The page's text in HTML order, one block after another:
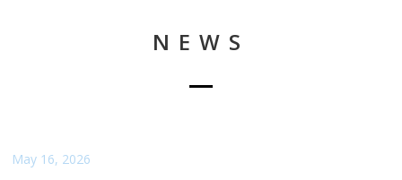
NEWS
May 16, 2026